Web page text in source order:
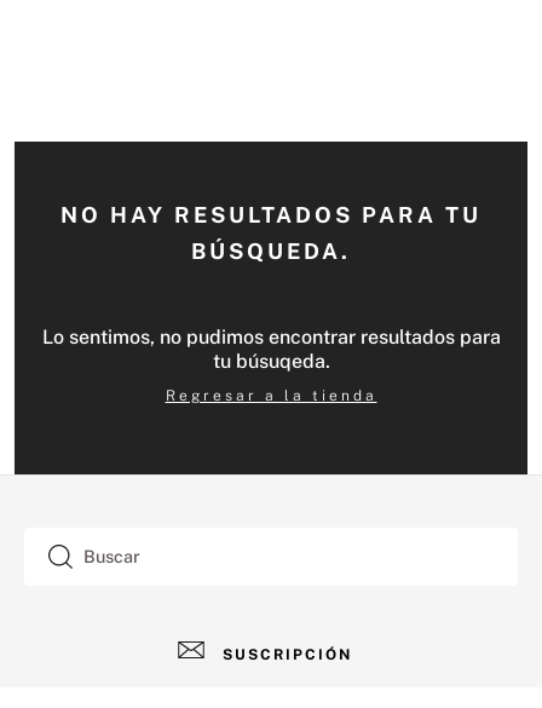
NO HAY RESULTADOS PARA TU
BÚSQUEDA.
Lo sentimos, no pudimos encontrar resultados para
tu búsuqeda.
Regresar a la tienda
Buscar
SUSCRIPCIÓN